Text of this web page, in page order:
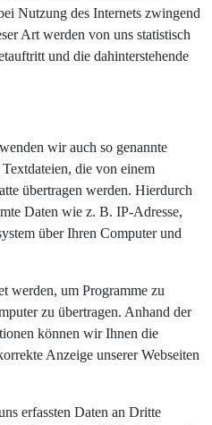
Nutzung des Internets zwingend
Art werden von uns statistisch
und die dahinterstehende
wir auch so genannte
die von einem
übertragen werden. Hierdurch
Daten wie z. B. IP-Adresse,
über Ihren Computer und
werden, um Programme zu
zu übertragen. Anhand der
können wir Ihnen die
Anzeige unserer Webseiten
erfassten Daten an Dritte